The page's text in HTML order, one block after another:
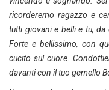
ricorderemo ragazzo e
tutti giovani e belli e tu, da
Forte e bellissimo, con
cucito sul cuore.
davanti con il tuo gemello